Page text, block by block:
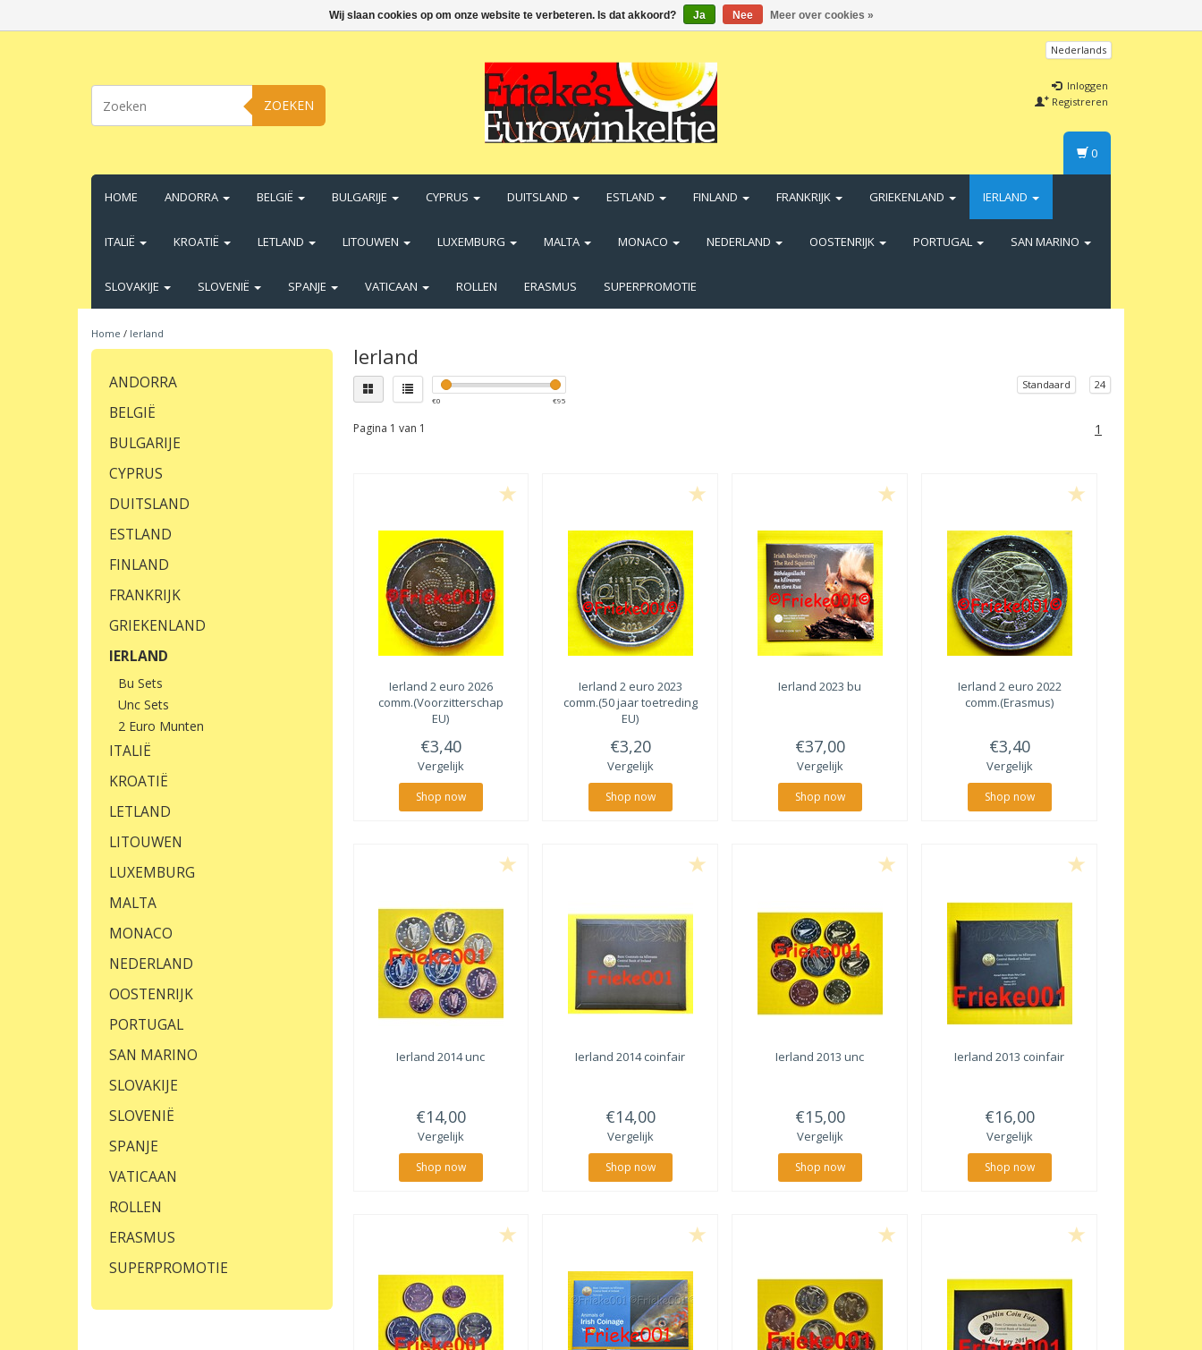
ZOEKEN
Nederlands
Inloggen
Registreren
HOME ANDORRA BELGIË BULGARIJE CYPRUS DUITSLAND ESTLAND FINLAND FRANKRIJK GRIEKENLAND IERLAND
ITALIË KROATIË LETLAND LITOUWEN LUXEMBURG MALTA MONACO NEDERLAND OOSTENRIJK PORTUGAL SAN MARINO
SLOVAKIJE SLOVENIË SPANJE VATICAAN ROLLEN ERASMUS SUPERPROMOTIE
0
Home / Ierland
ANDORRA
BELGIË
BULGARIJE
CYPRUS
DUITSLAND
ESTLAND
FINLAND
FRANKRIJK
GRIEKENLAND
IERLAND
Bu Sets
Unc Sets
2 Euro Munten
ITALIË
KROATIË
LETLAND
LITOUWEN
LUXEMBURG
MALTA
MONACO
NEDERLAND
OOSTENRIJK
PORTUGAL
SAN MARINO
SLOVAKIJE
SLOVENIË
SPANJE
VATICAAN
ROLLEN
ERASMUS
SUPERPROMOTIE
Ierland
€0 €95
Standaard 24
Pagina 1 van 1 1
Ierland 2 euro 2026
comm.(Voorzitterschap
EU)
€3,40
Vergelijk
Shop now
Ierland 2 euro 2023
comm.(50 jaar toetreding
EU)
€3,20
Vergelijk
Shop now
Ierland 2023 bu
€37,00
Vergelijk
Shop now
Ierland 2 euro 2022
comm.(Erasmus)
€3,40
Vergelijk
Shop now
Ierland 2014 unc
€14,00
Vergelijk
Shop now
Ierland 2014 coinfair
€14,00
Vergelijk
Shop now
Ierland 2013 unc
€15,00
Vergelijk
Shop now
Ierland 2013 coinfair
€16,00
Vergelijk
Shop now
Wij slaan cookies op om onze website te verbeteren. Is dat akkoord? Ja Nee Meer over cookies »